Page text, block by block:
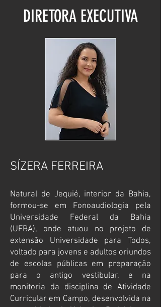
DIRETORA EXECUTIVA
SÍZERA FERREIRA
Natural de Jequié, interior da Bahia,
formou-se em Fonoaudiologia pela
Universidade Federal da Bahia
(UFBA), onde atuou no projeto de
extensão Universidade para Todos,
voltado para jovens e adultos oriundos
de escolas públicas em preparação
para o antigo vestibular, e na
monitoria da disciplina de Atividade
Curricular em Campo, desenvolvida na